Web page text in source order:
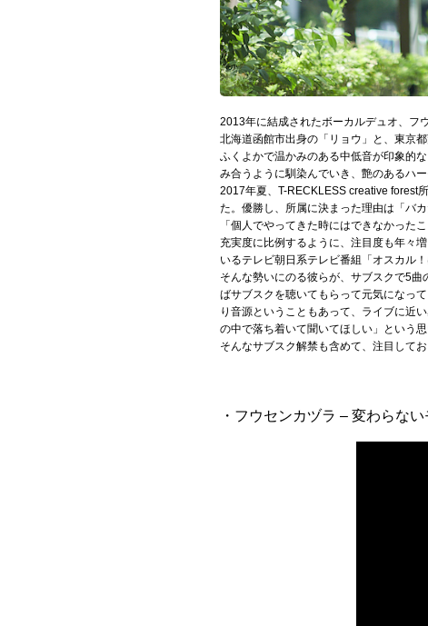
2013年に結成されたボーカルデュオ、フ
北海道函館市出身の「リョウ」と、東京
ふくよかで温かみのある中低音が印象的
み合うように馴染んでいき、艶のあるハ
2017年夏、T-RECKLESS creative forest
た。優勝し、所属に決まった理由は「バ
「個人でやってきた時にはできなかった
充実度に比例するように、注目度も年々
いるテレビ朝日系テレビ番組「オスカル
そんな勢いにのる彼らが、サブスクで5
ばサブスクを聴いてもらって元気になっ
り音源ということもあって、ライブに近
の中で落ち着いて聞いてほしい」という思
そんなサブスク解禁も含めて、注目してお
・フウセンカヅラ – 変わらない